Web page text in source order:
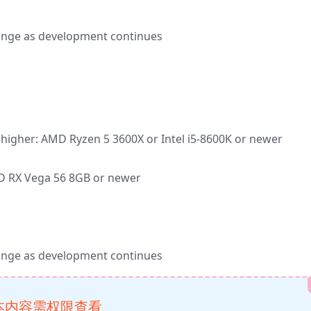
as development continues
AMD Ryzen 5 3600X or Intel i5-8600K or newer
RX Vega 56 8GB or newer
as development continues
内容需权限查看